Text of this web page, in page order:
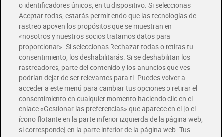
Envío gratis por compras superiores a 100€
Envío estandar por 4,99€
Glovo y Uber Eats
Solicita tu factura de Glovo o Uber Eats
Únete al CLUB Dia
Disfruta las ventajas y ofertas exclusivas.
Descárgate la APP Dia
Folletos y Tiendas
Descubre las mejores ofertas y busca tu tienda más cercana
o identificadores únicos, en tu dispositivo. Si seleccionas
Aceptar todas, estarás permitiendo que las tecnologías de
rastreo apoyen los propósitos que se muestran en
«nosotros y nuestros socios tratamos datos para
proporcionar». Si seleccionas Rechazar todas o retiras tu
consentimiento, los deshabilitarás. Si se deshabilitan los
rastreadores, parte del contenido y los anuncios que ves
podrían dejar de ser relevantes para ti. Puedes volver a
acceder a este menú para cambiar tus opciones o retirar el
consentimiento en cualquier momento haciendo clic en el
enlace «Gestionar las preferencias» que aparece en el [o el
ícono flotante en la parte inferior izquierda de la página web,
si corresponde] en la parte inferior de la página web. Tus